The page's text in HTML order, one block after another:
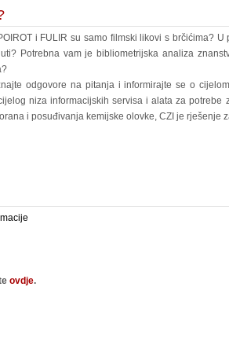
i FULIR su samo filmski likovi s brčićima?
Potrebna vam je bibliometrijska analiza
odgovore na pitanja i informirajte se o
niza informacijskih servisa i alata za potrebe
i posuđivanja kemijske olovke, CZI je rješenje
ovdje.